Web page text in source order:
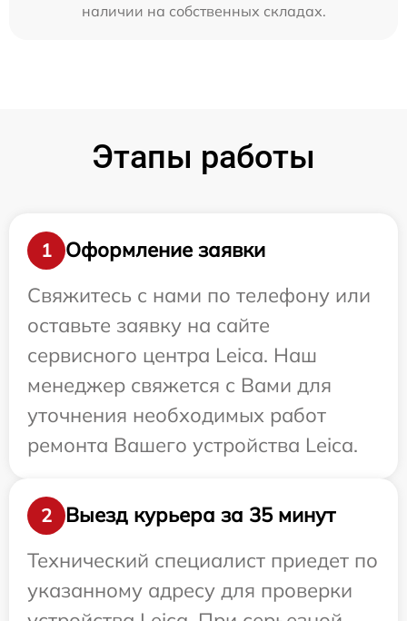
наличии на собственных складах.
Этапы работы
1
Оформление заявки
Свяжитесь с нами по телефону или
оставьте заявку на сайте
сервисного центра Leica. Наш
менеджер свяжется с Вами для
уточнения необходимых работ
ремонта Вашего устройства Leica.
2
Выезд курьера за 35 минут
Технический специалист приедет по
указанному адресу для проверки